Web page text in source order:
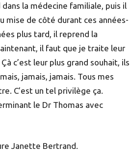
dans la médecine familiale, puis il
mise de côté durant ces années-
plus tard, il reprend la
il faut que je traite leur
c’est leur plus grand souhait, ils
jamais, jamais. Tous mes
C’est un tel privilège ça.
le Dr Thomas avec
Janette Bertrand.